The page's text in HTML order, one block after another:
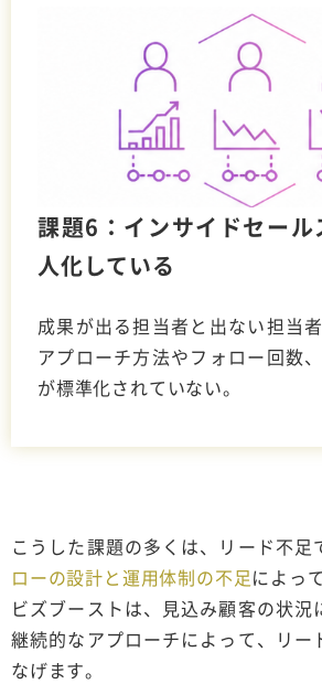
課題6：インサイドセール
人化している
成果が出る担当者と出ない担当者
アプローチ方法やフォロー回数
が標準化されていない。
こうした課題の多くは、リード不足
ローの設計と運用体制の不足によっ
ビズブーストは、見込み顧客の状況
継続的なアプローチによって、リー
なげます。